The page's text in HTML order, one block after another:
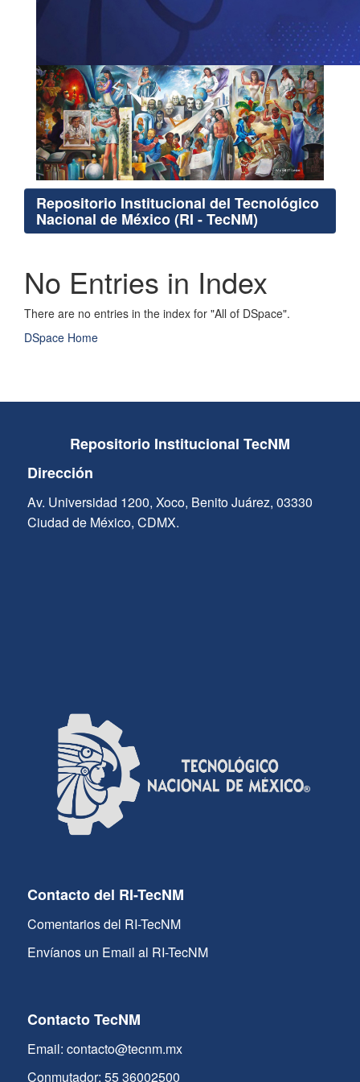
Repositorio Institucional del Tecnológico
Nacional de México (RI - TecNM)
No Entries in Index
There are no entries in the index for "All of DSpace".
DSpace Home
Repositorio Institucional TecNM
Dirección
Av. Universidad 1200, Xoco, Benito Juárez, 03330
Ciudad de México, CDMX.
Contacto del RI-TecNM
Comentarios del RI-TecNM
Envíanos un Email al RI-TecNM
Contacto TecNM
Email: contacto@tecnm.mx
Conmutador: 55 36002500